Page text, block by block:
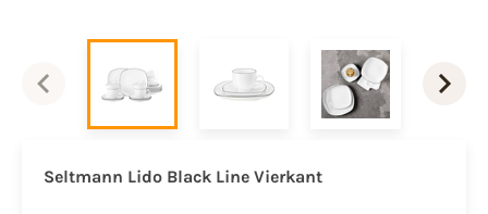
Seltmann Lido Black Line Vierkant